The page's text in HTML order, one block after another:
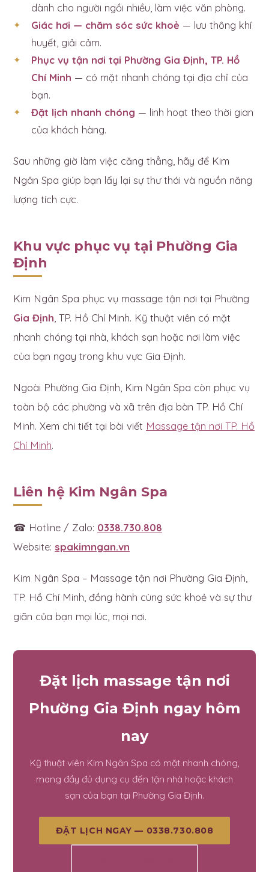
dành cho người ngồi nhiều, làm việc văn phòng.
Giác hơi — chăm sóc sức khoẻ — lưu thông khí
huyết, giải cảm.
Phục vụ tận nơi tại Phường Gia Định, TP. Hồ
Chí Minh — có mặt nhanh chóng tại địa chỉ của
bạn.
Đặt lịch nhanh chóng — linh hoạt theo thời gian
của khách hàng.
Sau những giờ làm việc căng thẳng, hãy để Kim
Ngân Spa giúp bạn lấy lại sự thư thái và nguồn năng
lượng tích cực.
Khu vực phục vụ tại Phường Gia
Định
Kim Ngân Spa phục vụ massage tận nơi tại Phường
Gia Định , TP. Hồ Chí Minh. Kỹ thuật viên có mặt
nhanh chóng tại nhà, khách sạn hoặc nơi làm việc
của bạn ngay trong khu vực Gia Định.
Ngoài Phường Gia Định, Kim Ngân Spa còn phục vụ
toàn bộ các phường và xã trên địa bàn TP. Hồ Chí
Minh. Xem chi tiết tại bài viết Massage tận nơi TP. Hồ
Chí Minh.
Liên hệ Kim Ngân Spa
☎ Hotline / Zalo: 0338.730.808
Website: spakimngan.vn
Kim Ngân Spa – Massage tận nơi Phường Gia Định,
TP. Hồ Chí Minh, đồng hành cùng sức khoẻ và sự thư
giãn của bạn mọi lúc, mọi nơi.
Đặt lịch massage tận nơi
Phường Gia Định ngay hôm
nay
Kỹ thuật viên Kim Ngân Spa có mặt nhanh chóng,
mang đầy đủ dụng cụ đến tận nhà hoặc khách
sạn của bạn tại Phường Gia Định.
ĐẶT LỊCH NGAY — 0338.730.808